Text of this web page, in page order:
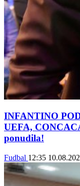
INFANTINO
UEFA,
ponudila!
Fudbal 12:35